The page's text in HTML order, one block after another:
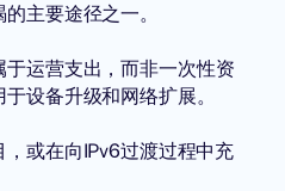
主要途径之一。
运营支出，而非一次性资
设备升级和网络扩展。
或在向IPv6过渡过程中充